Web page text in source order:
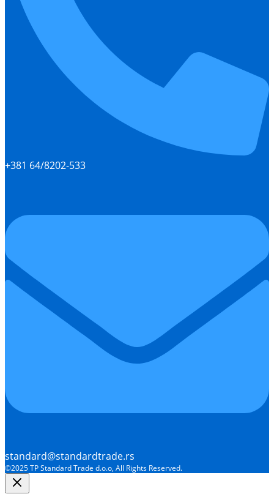
+381 64/8202-533
standard@standardtrade.rs
©2025 TP Standard Trade d.o.o, All Rights Reserved.